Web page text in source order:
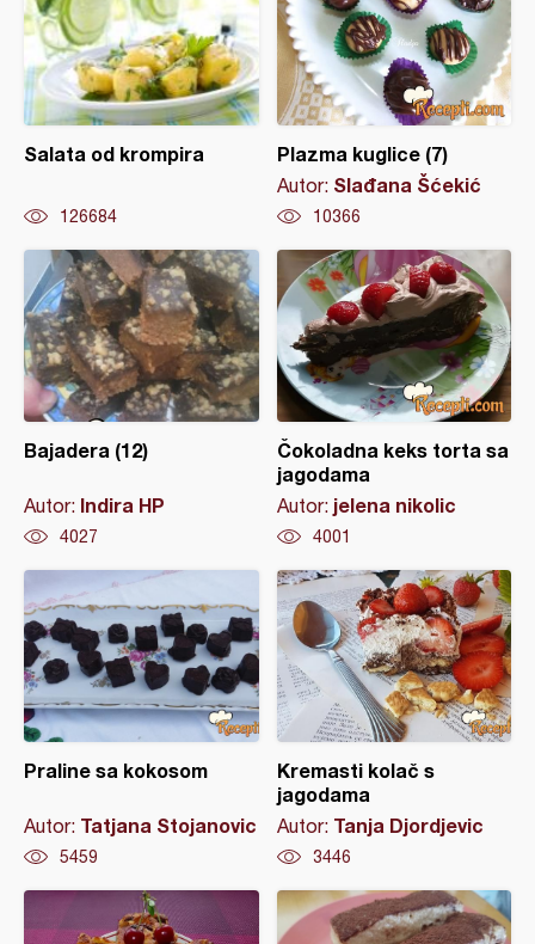
Salata od krompira
126684
Plazma kuglice (7)
Autor: Slađana Šćekić
10366
Bajadera (12)
Autor: Indira HP
4027
Čokoladna keks torta sa
jagodama
Autor: jelena nikolic
4001
Praline sa kokosom
Autor: Tatjana Stojanovic
5459
Kremasti kolač s
jagodama
Autor: Tanja Djordjevic
3446